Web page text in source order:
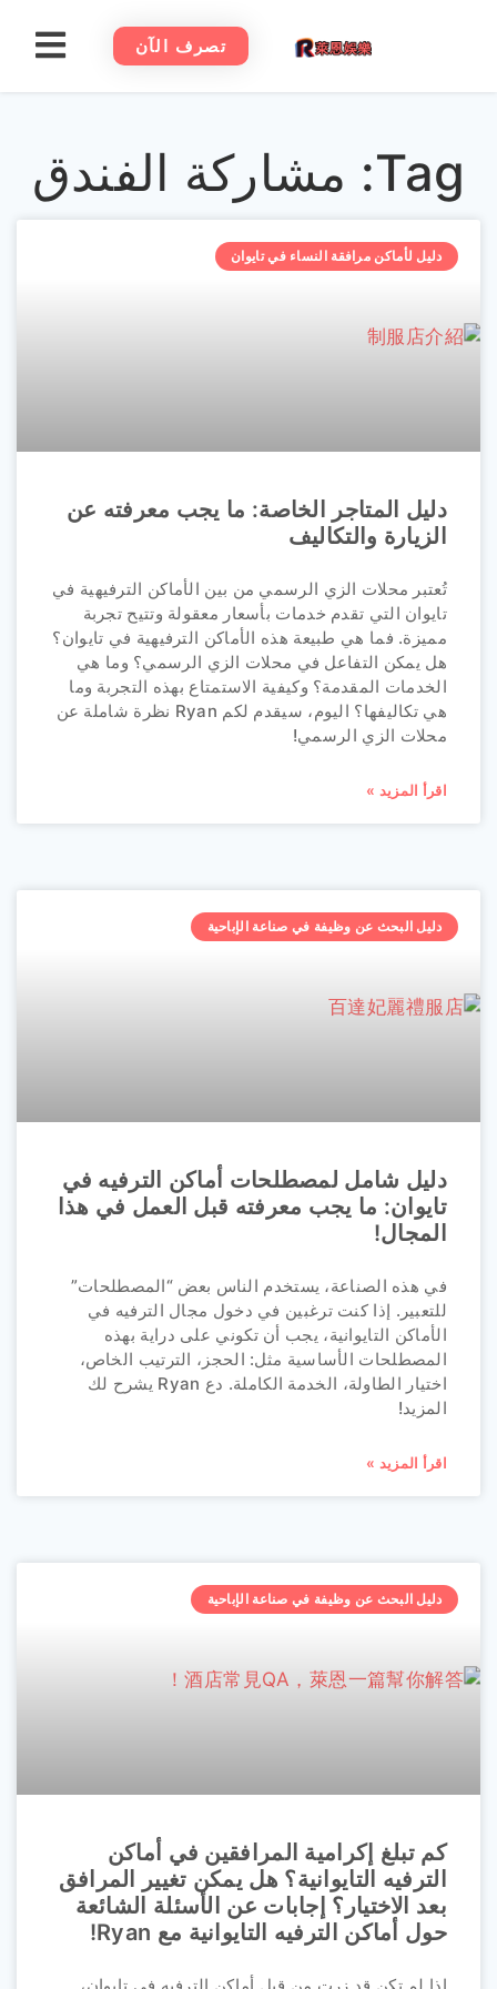
تصرف الآن
Tag: مشاركة الفندق
دليل لأماكن مرافقة النساء في تايوان
دليل المتاجر الخاصة: ما يجب معرفته عن
الزيارة والتكاليف
تُعتبر محلات الزي الرسمي من بين الأماكن الترفيهية في
تايوان التي تقدم خدمات بأسعار معقولة وتتيح تجربة
مميزة. فما هي طبيعة هذه الأماكن الترفيهية في تايوان؟
هل يمكن التفاعل في محلات الزي الرسمي؟ وما هي
الخدمات المقدمة؟ وكيفية الاستمتاع بهذه التجربة وما
هي تكاليفها؟ اليوم، سيقدم لكم Ryan نظرة شاملة عن
محلات الزي الرسمي!
اقرأ المزيد »
دليل البحث عن وظيفة في صناعة الإباحية
دليل شامل لمصطلحات أماكن الترفيه في
تايوان: ما يجب معرفته قبل العمل في هذا
المجال!
في هذه الصناعة، يستخدم الناس بعض “المصطلحات”
للتعبير. إذا كنت ترغبين في دخول مجال الترفيه في
الأماكن التايوانية، يجب أن تكوني على دراية بهذه
المصطلحات الأساسية مثل: الحجز، الترتيب الخاص،
اختيار الطاولة، الخدمة الكاملة. دع Ryan يشرح لك
المزيد!
اقرأ المزيد »
دليل البحث عن وظيفة في صناعة الإباحية
كم تبلغ إكرامية المرافقين في أماكن
الترفيه التايوانية؟ هل يمكن تغيير المرافق
بعد الاختيار؟ إجابات عن الأسئلة الشائعة
حول أماكن الترفيه التايوانية مع Ryan!